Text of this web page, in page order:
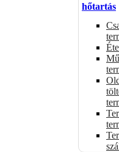
hőtartás